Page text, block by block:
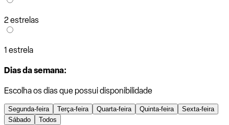
2 estrelas
1 estrela
Dias da semana:
Escolha os dias que possui disponibilidade
Segunda-feira Terça-feira Quarta-feira Quinta-feira
Sexta-feira
Sábado
Todos